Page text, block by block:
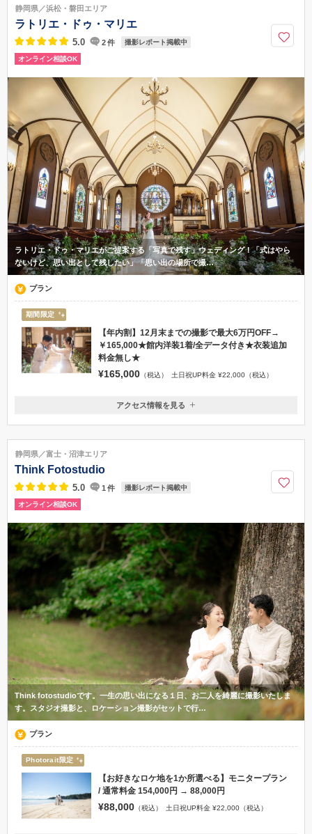
静岡県／浜松・磐田エリア
ラトリエ・ドゥ・マリエ
5.0 2件 撮影レポート掲載中
オンライン相談OK
ラトリエ・ドゥ・マリエがご提案する「写真で残す」ウェディング！「式はやら
ないけど、思い出として残したい」「思い出の場所で撮…
プラン
期間限定
【年内割】12月末までの撮影で最大6万円OFF→
￥165,000★館内洋装1着/全データ付き★衣装追加
料金無し★
¥165,000 （税込） 土日祝UP料金 ¥22,000（税込）
静岡県磐田市二之宮東4-5
0538-33-2222
アクセス情報を見る
静岡県／富士・沼津エリア
Think Fotostudio
5.0 1 件 撮影レポート掲載中
オンライン相談OK
Think fotostudioです。一生の思い出になる１日、お二人を綺麗に撮影いたしま
す。スタジオ撮影と、ロケーション撮影がセットで行…
プラン
Photorait限定
【お好きなロケ地を1か所選べる】モニタープラン
/ 通常料金 154,000円 → 88,000円
¥88,000 （税込） 土日祝UP料金 ¥22,000（税込）